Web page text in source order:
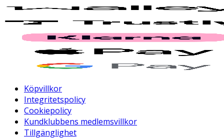
Köpvillkor
Integritetspolicy
Cookiepolicy
Kundklubbens medlemsvillkor
Tillgänglighet